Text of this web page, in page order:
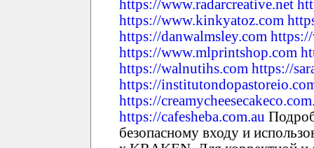
https://www.radarcreative.net
https://www.kinkyatoz.com
https://danwalmsley.com
https://www.mlprintshop.com
https://walnutihs.com https://
https://
https://
https://cafesheba.com.au
безопасному входу и